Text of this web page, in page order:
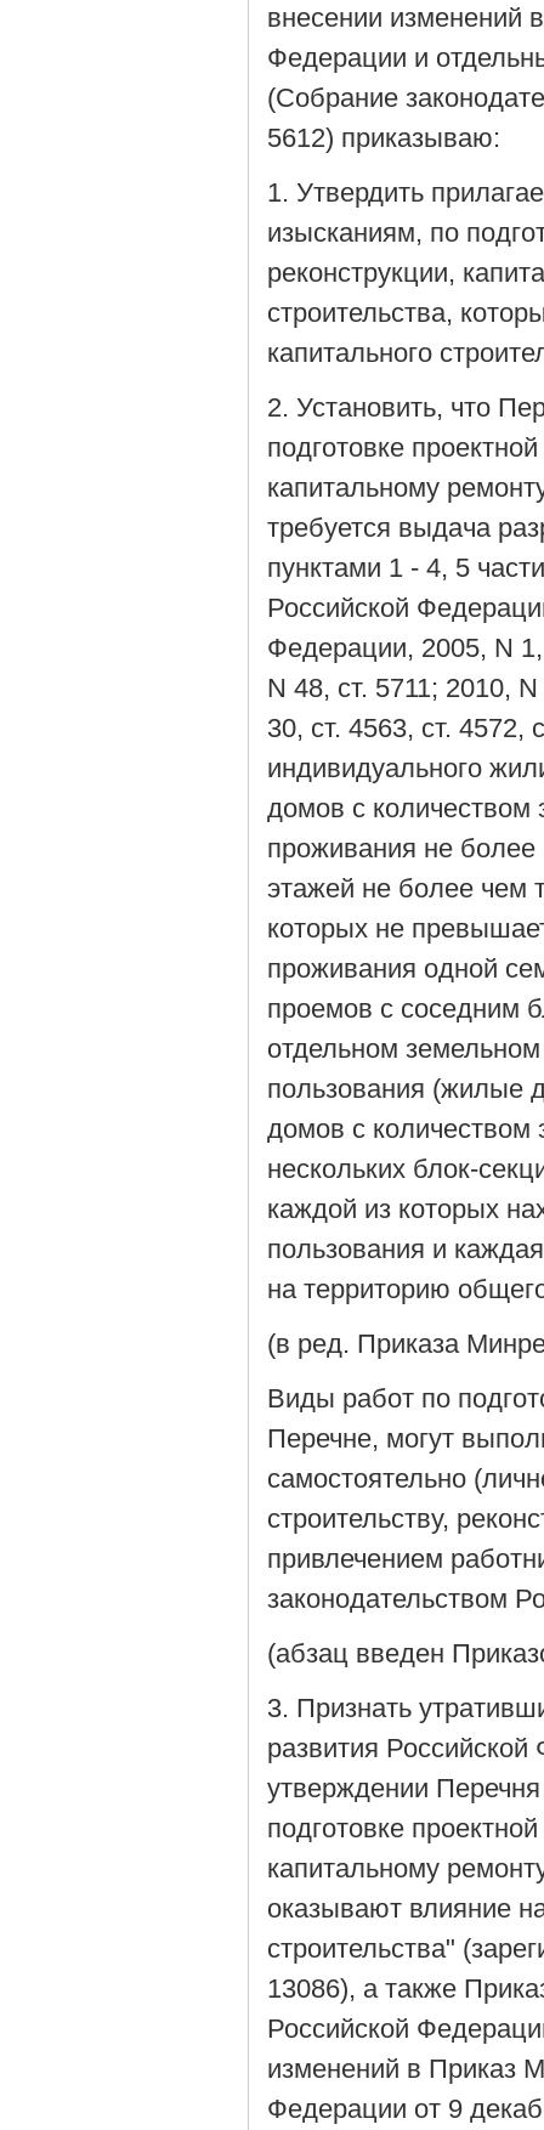
внесении изменений
Федерации и
(Собрание
5612) приказываю:
1. Утвердить
изысканиям, по
реконструкции,
строительства,
капитального
2. Установить, что
подготовке
капитальному
требуется выдача
пунктами 1 - 4, 5
Российской
Федерации, 2005, N 1,
N 48, ст. 5711; 2010,
30, ст. 4563, ст. 4572,
индивидуального
домов с количеством
проживания не
этажей не более чем
которых не
проживания одной
проемов с соседним
отдельном
пользования (жилые
домов с количеством
нескольких блок-
каждой из которых
пользования и
на территорию
(в ред. Приказа
Виды работ по
Перечне, могут
самостоятельно
строительству,
привлечением
законодательством
(абзац введен
3. Признать
развития
утверждении
подготовке
капитальному
оказывают влияние
строительства"
13086), а также
Российской
изменений в Приказ
Федерации от 9